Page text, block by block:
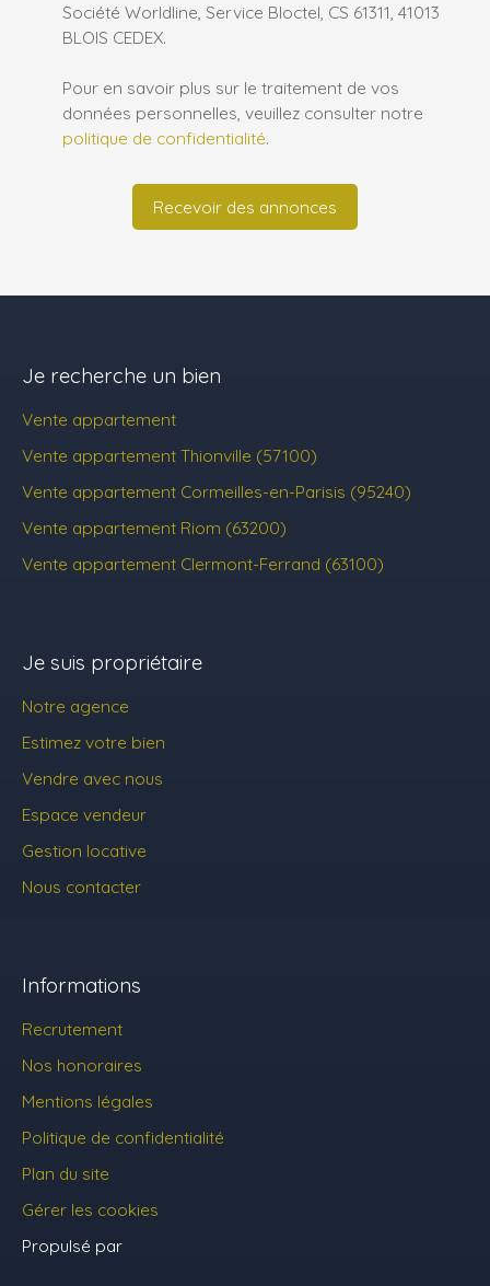
Société Worldline, Service Bloctel, CS 61311, 41013
BLOIS CEDEX.
Pour en savoir plus sur le traitement de vos
données personnelles, veuillez consulter notre
politique de confidentialité.
Recevoir des annonces
Je recherche un bien
Vente appartement
Vente appartement Thionville (57100)
Vente appartement Cormeilles-en-Parisis (95240)
Vente appartement Riom (63200)
Vente appartement Clermont-Ferrand (63100)
Je suis propriétaire
Notre agence
Estimez votre bien
Vendre avec nous
Espace vendeur
Gestion locative
Nous contacter
Informations
Recrutement
Nos honoraires
Mentions légales
Politique de confidentialité
Plan du site
Gérer les cookies
Propulsé par